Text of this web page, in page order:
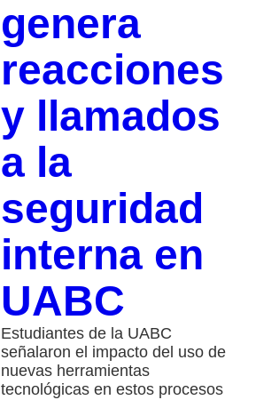
genera
reacciones
y llamados
a la
seguridad
interna en
UABC
Estudiantes de la UABC
señalaron el impacto del uso de
nuevas herramientas
tecnológicas en estos procesos